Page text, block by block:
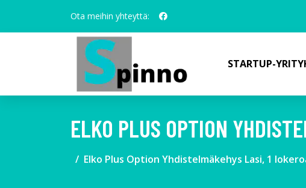
Ota meihin yhteyttä:
STARTUP-
ELKO PLUS OPTION
Elko Plus Option Yhdistelmäkehys Lasi, 1